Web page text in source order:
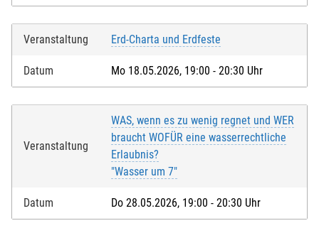
Veranstaltung Erd-Charta und Erdfeste
Datum Mo 18.05.2026, 19:00 - 20:30 Uhr
Veranstaltung
WAS, wenn es zu wenig regnet und WER
braucht WOFÜR eine wasserrechtliche
Erlaubnis?
"Wasser um 7"
Datum Do 28.05.2026, 19:00 - 20:30 Uhr